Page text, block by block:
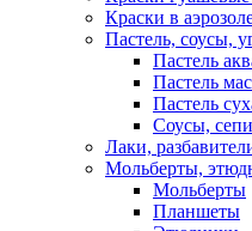
Краски в
Пастель, соусы,
Пастель
Пастель
Пастель
Соусы,
Лаки,
Мольберты,
Мольберты
Планшеты